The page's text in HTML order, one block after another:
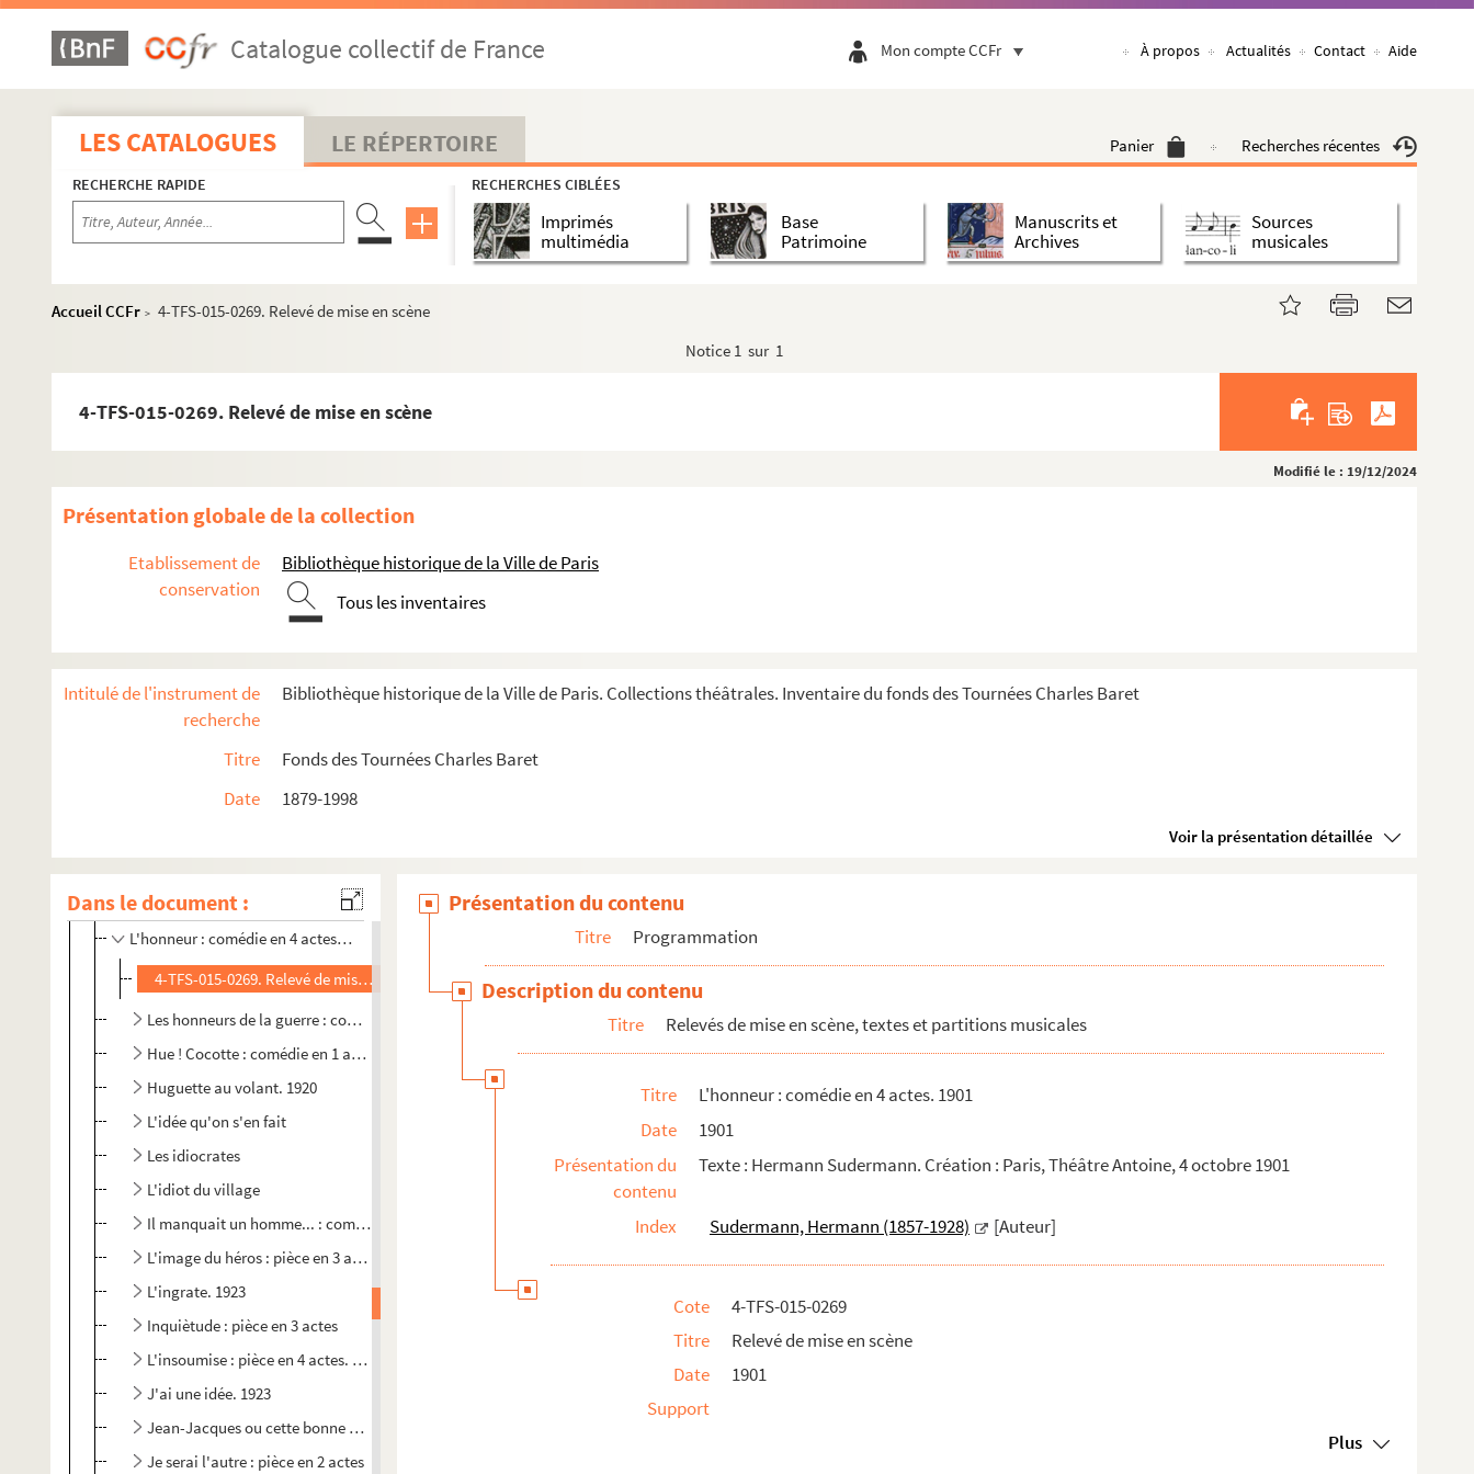
Catalogue collectif de France Mon compte CCFr À propos Actualités Contact Aide
LES CATALOGUES LE RÉPERTOIRE Panier Recherches récentes
RECHERCHE RAPIDE RECHERCHES CIBLÉES
Imprimés
multimédia
Base
Patrimoine
Manuscrits et
Archives
Sources
musicales
Accueil CCFr > 4-TFS-015-0269. Relevé de mise en scène
Notice 1 sur 1
4-TFS-015-0269. Relevé de mise en scène
Modifié le : 19/12/2024
Présentation globale de la collection
Etablissement de
conservation
Bibliothèque historique de la Ville de Paris
Tous les inventaires
Intitulé de l'instrument de
recherche
Bibliothèque historique de la Ville de Paris. Collections théâtrales. Inventaire du fonds des Tournées Charles Baret
Titre
Fonds des Tournées Charles Baret
Date
1879-1998
Voir la présentation détaillée
Dans le document :
La galerie des glaces. 1924
La gamine : comédie en 4 actes. 1911
Le garçon d'appartement. 1980
La garçonnière. 1898
Un gentilhomme : comédie en 1 acte. 1905
Georgette Lemeunier. 1898
La guêpe
Guillaume le confident : comédie en 3 actes. 1951
La halte : 1 acte
Hermance a de la vertu. 1901
L'heure de la bergère : 3 actes. 1908
L'heure éblouissante. 1953
Heureuse ! : comédie en 3 actes. 1903
Un homme heureux
L'homme qui assassina. 1912
L'honneur : comédie en 4 actes. 1901
4-TFS-015-0269. Relevé de mise en scène
Les honneurs de la guerre : comédie en 3 actes. 1913
Hue ! Cocotte : comédie en 1 acte
Huguette au volant. 1920
L'idée qu'on s'en fait
Les idiocrates
L'idiot du village
Il manquait un homme... : comédie en 3 actes. 1929
L'image du héros : pièce en 3 actes
L'ingrate. 1923
Inquiètude : pièce en 3 actes
L'insoumise : pièce en 4 actes. 1922
J'ai une idée. 1923
Jean-Jacques ou cette bonne vieille morale... : comédie en 3 actes. 1942
Je serai l'autre : pièce en 2 actes
Présentation du contenu
Titre Programmation
Description du contenu
Titre Relevés de mise en scène, textes et partitions musicales
Titre
L'honneur : comédie en 4 actes. 1901
Date
1901
Présentation du
contenu
Texte : Hermann Sudermann. Création : Paris, Théâtre Antoine, 4 octobre 1901
Index Sudermann, Hermann (1857-1928) [Auteur]
Cote
4-TFS-015-0269
Titre
Relevé de mise en scène
Date
1901
Support
Plus